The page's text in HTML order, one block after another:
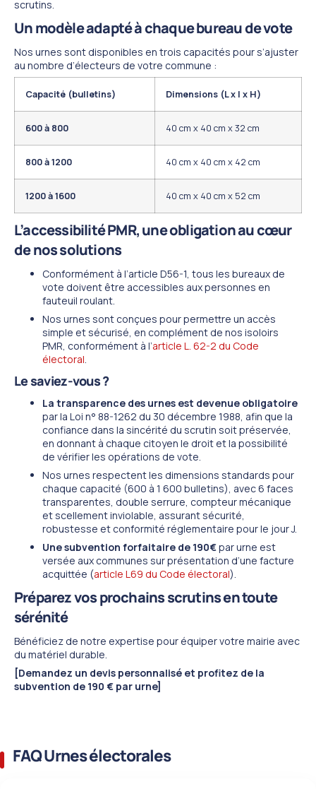
scrutins.
Un modèle adapté à chaque bureau de vote
Nos urnes sont disponibles en trois capacités pour s’ajuster
au nombre d’électeurs de votre commune :
Capacité (bulletins) Dimensions (L x l x H)
600 à 800 40 cm x 40 cm x 32 cm
800 à 1200 40 cm x 40 cm x 42 cm
1200 à 1600 40 cm x 40 cm x 52 cm
L’accessibilité PMR, une obligation au cœur
de nos solutions
Conformément à l’article D56-1, tous les bureaux de
vote doivent être accessibles aux personnes en
fauteuil roulant.
Nos urnes sont conçues pour permettre un accès
simple et sécurisé, en complément de nos isoloirs
PMR, conformément à l’article L. 62-2 du Code
électoral.
Le saviez-vous ?
La transparence des urnes est devenue obligatoire
par la Loi n° 88-1262 du 30 décembre 1988, afin que la
confiance dans la sincérité du scrutin soit préservée,
en donnant à chaque citoyen le droit et la possibilité
de vérifier les opérations de vote.
Nos urnes respectent les dimensions standards pour
chaque capacité (600 à 1 600 bulletins), avec 6 faces
transparentes, double serrure, compteur mécanique
et scellement inviolable, assurant sécurité,
robustesse et conformité réglementaire pour le jour J.
Une subvention forfaitaire de 190€par urne est
versée aux communes sur présentation d’une facture
acquittée (article L69 du Code électoral).
Préparez vos prochains scrutins en toute
sérénité
Bénéficiez de notre expertise pour équiper votre mairie avec
du matériel durable.
[Demandez un devis personnalisé et profitez de la
subvention de 190 € par urne]
FAQ Urnes électorales